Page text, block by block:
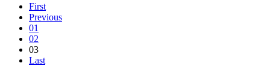
First
Previous
01
02
03
Last